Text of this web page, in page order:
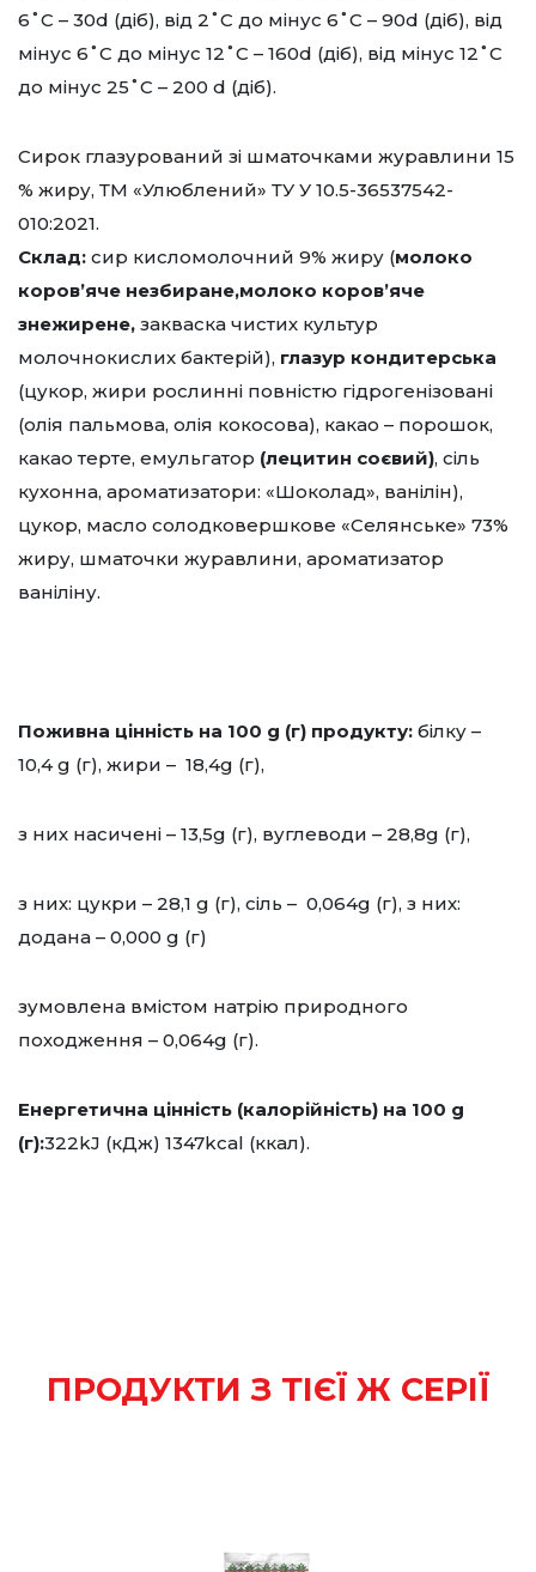
6˚С – 30d (діб), від 2˚С до мінус 6˚С – 90d (діб), від
мінус 6˚С до мінус 12˚С – 160d (діб), від мінус 12˚С
до мінус 25˚С – 200 d (діб).
Сирок глазурований зі шматочками журавлини 15
% жиру, ТМ «Улюблений» ТУ У 10.5-36537542-
010:2021.
Склад: сир кисломолочний 9% жиру (молоко
коров’яче незбиране,молоко коров’яче
знежирене, закваска чистих культур
молочнокислих бактерій), глазур кондитерська
(цукор, жири рослинні повністю гідрогенізовані
(олія пальмова, олія кокосова), какао – порошок,
какао терте, емульгатор (лецитин соєвий), сіль
кухонна, ароматизатори: «Шоколад», ванілін),
цукор, масло солодковершкове «Селянське» 73%
жиру, шматочки журавлини, ароматизатор
ваніліну.
Поживна цінність на 100 g (г) продукту: білку –
10,4 g (г), жири – 18,4g (г),
з них насичені – 13,5g (г), вуглеводи – 28,8g (г),
з них: цукри – 28,1 g (г), сіль – 0,064g (г), з них:
додана – 0,000 g (г)
зумовлена вмістом натрію природного
походження – 0,064g (г).
Енергетична цінність (калорійність) на 100 g
(г):322kJ (кДж) 1347kcal (ккал).
ПРОДУКТИ З ТІЄЇ Ж СЕРІЇ